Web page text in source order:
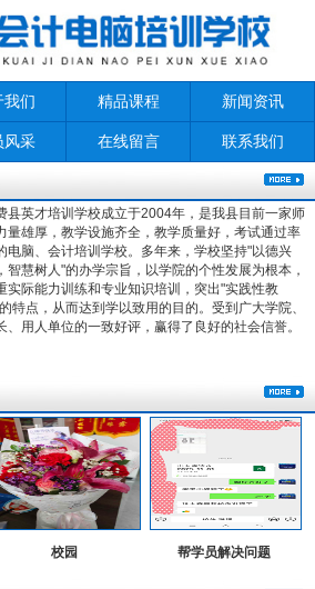
我们 精品课程 新闻资讯
风采 在线留言 联系我们
县英才培训学校成立于2004年，是我县目前一家师
量雄厚，教学设施齐全，教学质量好，考试通过率
电脑、会计培训学校。多年来，学校坚持"以德兴
智慧树人"的办学宗旨，以学院的个性发展为根本，
实际能力训练和专业知识培训，突出"实践性教
特点，从而达到学以致用的目的。受到广大学院、
、用人单位的一致好评，赢得了良好的社会信誉。
校园 帮学员解决问题